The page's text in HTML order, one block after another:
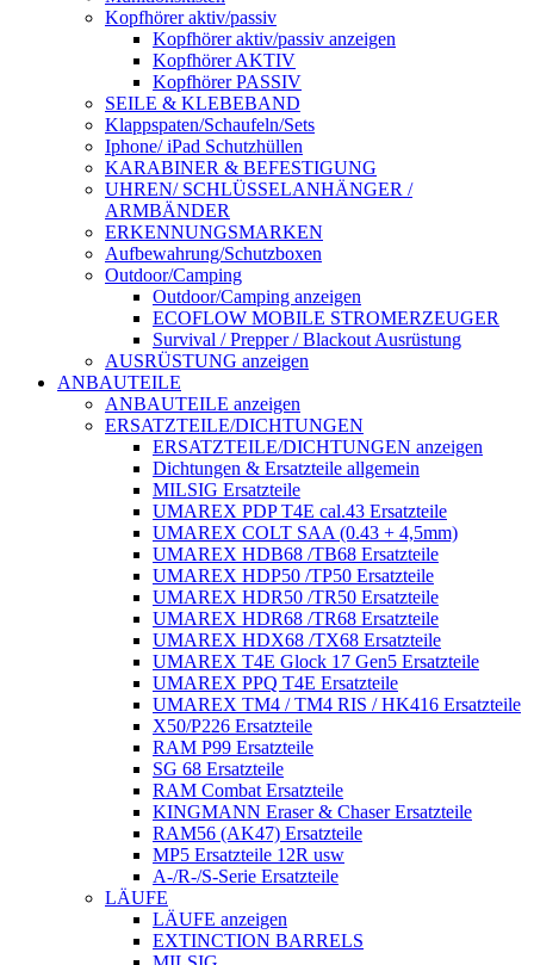
Kopfhörer aktiv/passiv
Kopfhörer aktiv/passiv anzeigen
Kopfhörer AKTIV
Kopfhörer PASSIV
SEILE & KLEBEBAND
Klappspaten/Schaufeln/Sets
Iphone/ iPad Schutzhüllen
KARABINER & BEFESTIGUNG
UHREN/ SCHLÜSSELANHÄNGER /
ARMBÄNDER
ERKENNUNGSMARKEN
Aufbewahrung/Schutzboxen
Outdoor/Camping
Outdoor/Camping anzeigen
ECOFLOW MOBILE STROMERZEUGER
Survival / Prepper / Blackout Ausrüstung
AUSRÜSTUNG anzeigen
ANBAUTEILE
ANBAUTEILE anzeigen
ERSATZTEILE/DICHTUNGEN
ERSATZTEILE/DICHTUNGEN anzeigen
Dichtungen & Ersatzteile allgemein
MILSIG Ersatzteile
UMAREX PDP T4E cal.43 Ersatzteile
UMAREX COLT SAA (0.43 + 4,5mm)
UMAREX HDB68 /TB68 Ersatzteile
UMAREX HDP50 /TP50 Ersatzteile
UMAREX HDR50 /TR50 Ersatzteile
UMAREX HDR68 /TR68 Ersatzteile
UMAREX HDX68 /TX68 Ersatzteile
UMAREX T4E Glock 17 Gen5 Ersatzteile
UMAREX PPQ T4E Ersatzteile
UMAREX TM4 / TM4 RIS / HK416 Ersatzteile
X50/P226 Ersatzteile
RAM P99 Ersatzteile
SG 68 Ersatzteile
RAM Combat Ersatzteile
KINGMANN Eraser & Chaser Ersatzteile
RAM56 (AK47) Ersatzteile
MP5 Ersatzteile 12R usw
A-/R-/S-Serie Ersatzteile
LÄUFE
LÄUFE anzeigen
EXTINCTION BARRELS